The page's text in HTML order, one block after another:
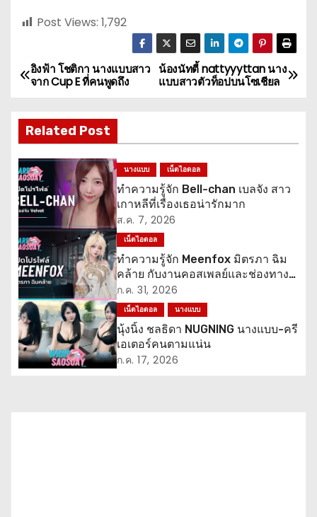
Post Views: 1,792
แ
ะ
แ
น
ว
เ
รื่
อ
ง
น้องนัทตี้ nattyyyttan นาง
แบบสาวตัวท็อปบนโซเชียล
อิงฟ้า โชติกา นางแบบสาว
จาก Cup E ที่คนพูดถึง
Related Post
นางแบบ เน็ตไอดอล
ทำความรู้จัก Bell-chan เบลจัง สาว
เกาหลีที่เรื่องเธอน่ารักมาก
ส.ค. 7, 2026
เน็ตไอดอล
ทำความรู้จัก Meenfox มิตรภา ฉิม
คล้าย กับงานคอสเพลย์และช่องทาง
ติดตาม
ก.ค. 31, 2026
เน็ตไอดอล นางแบบ
นุ้งนิ้ง ชลธิดา NUGNING นางแบบ-ครี
เอเตอร์คนตามแน่น
ก.ค. 17, 2026